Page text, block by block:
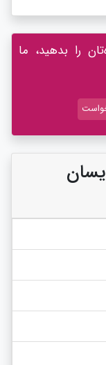
را بدهید، ما